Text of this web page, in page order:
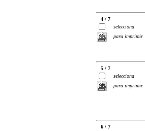
4 / 7
selecciona
para imprimir
5 / 7
selecciona
para imprimir
6 / 7